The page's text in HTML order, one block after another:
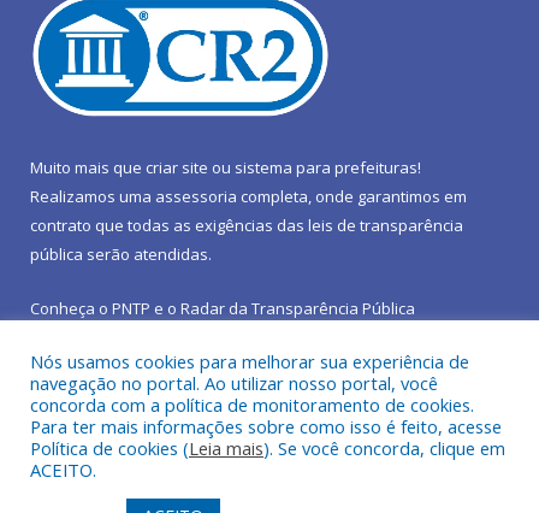
Muito mais que criar site ou sistema para prefeituras!
Realizamos uma assessoria completa, onde garantimos em
contrato que todas as exigências das leis de transparência
pública serão atendidas.
Conheça o PNTP e o Radar da Transparência Pública
Todos os direitos reservados a Prefeitura Municipal de São João
do Araguaia.
Nós usamos cookies para melhorar sua experiência de
navegação no portal. Ao utilizar nosso portal, você
concorda com a política de monitoramento de cookies.
Para ter mais informações sobre como isso é feito, acesse
Política de cookies (Leia mais). Se você concorda, clique em
ACEITO.